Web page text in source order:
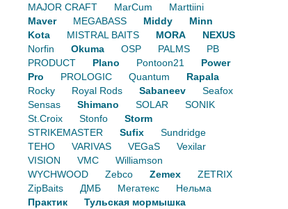
MAJOR CRAFT
MarCum
Marttiini
Maver
MEGABASS Middy
Minn
Kota
MISTRAL BAITS MORA
NEXUS
Norfin
Okuma OSP PALMS
PB
PRODUCT
Plano Pontoon21
Power
Pro
PROLOGIC Quantum
Rapala
Rocky
Royal Rods Sabaneev
Seafox
Sensas
Shimano SOLAR
SONIK
St.Croix
Stonfo
Storm
STRIKEMASTER
Sufix
Sundridge
TEHO
VARIVAS VEGaS
Vexilar
VISION
VMC
Williamson
WYCHWOOD
Zebco Zemex
ZETRIX
ZipBaits
ДМБ Мегатекс
Нельма
Практик
Тульская мормышка